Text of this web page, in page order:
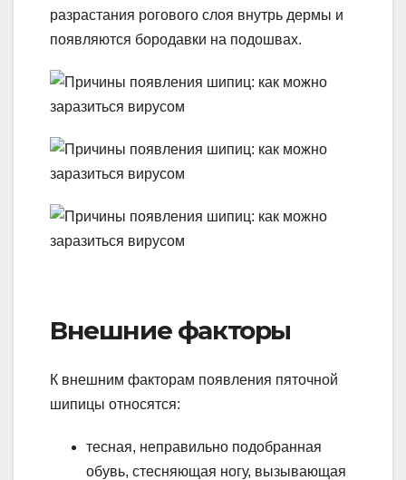
разрастания рогового слоя внутрь дермы и
появляются бородавки на подошвах.
Внешние факторы
К внешним факторам появления пяточной
шипицы относятся:
тесная, неправильно подобранная
обувь, стесняющая ногу, вызывающая